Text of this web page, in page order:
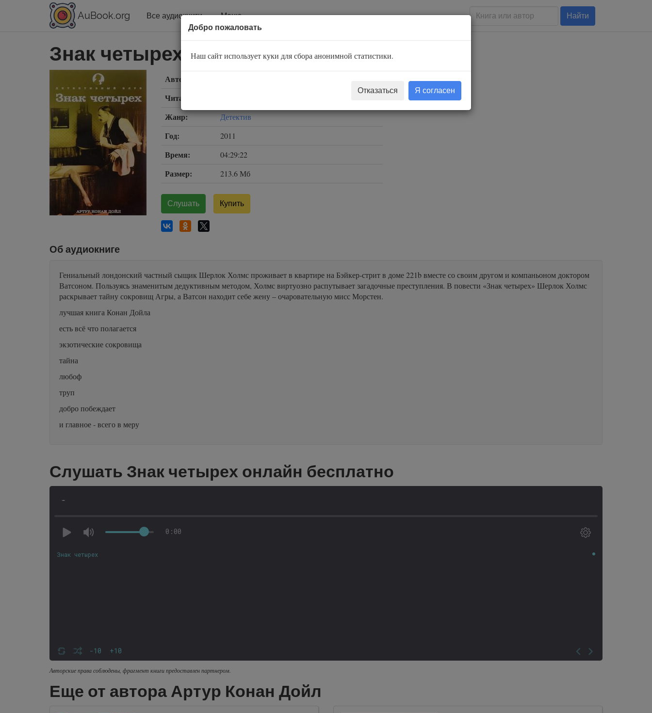
AuBook.org Все аудиокниги Меню Найти
Знак четырех
Автор:
Читает:
Жанр: Детектив
Год: 2011
Время: 04:29:22
Размер: 213.6 Мб
Слушать Купить
Об аудиокниге
Гениальный лондонский частный сыщик Шерлок Холмс проживает в квартире на Бэйкер-стрит в доме 221b вместе со своим другом и компаньоном доктором
Ватсоном. Пользуясь знаменитым дедуктивным методом, Холмс виртуозно распутывает загадочные преступления. В повести «Знак четырех» Шерлок Холмс
раскрывает тайну сокровищ Агры, а Ватсон находит себе жену – очаровательную мисс Морстен.
лучшая книга Конан Дойла
есть всё что полагается
экзотические сокровища
тайна
любоф
труп
добро побеждает
и главное - всего в меру
Слушать Знак четырех онлайн бесплатно
-
0:00
-10 +10
Знак четырех
Авторские права соблюдены, фрагмент книги предоставлен партнером.
Еще от автора Артур Конан Дойл
Добро пожаловать
Наш сайт использует куки для сбора анонимной статистики.
Отказаться Я согласен